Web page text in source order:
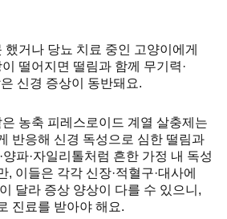
했거나 당뇨 치료 중인 고양이에게
떨어지면 떨림과 함께 무기력·
신경 증상이 동반돼요.
농축 피레스로이드 계열 살충제는
반응해 신경 독성으로 심한 떨림과
파·자일리톨처럼 흔한 가정 내 독성
이들은 각각 신장·적혈구·대사에
달라 증상 양상이 다를 수 있으니,
진료를 받아야 해요.